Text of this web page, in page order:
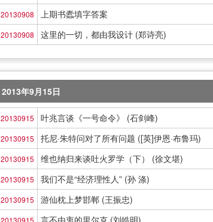
20130908 上期书蠹填字答案
20130908 这里的一切，都由我设计 (郑诗亮)
2013年9月15日
20130915 叶兆言谈《一号命令》 (石剑峰)
20130915 托尼·朱特问对了所有问题 ([英]伊恩·布鲁玛)
20130915 维也纳归来谈吐火罗学（下） (徐文堪)
20130915 我们不是“经济理性人” (孙 涤)
20130915 游仙枕上梦邯郸 (王振忠)
20130915 言不由衷的里尔克 (刘皓明)